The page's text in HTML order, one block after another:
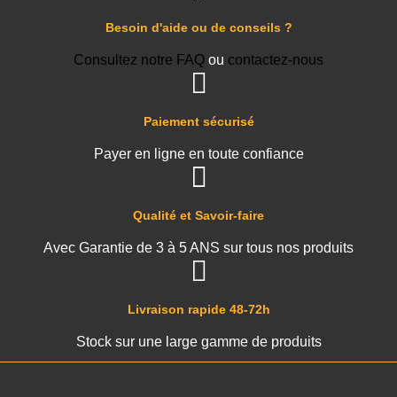
Livraison rapide 48-72h
Stock sur une large gamme de produits
Qualité et Savoir-faire
Avec Garantie de 3 à 5 ANS sur tous nos produits
Paiement sécurisé
Payer en ligne en toute confiance
Besoin d'aide ou de conseils ?
Consultez notre FAQ ou contactez-nous